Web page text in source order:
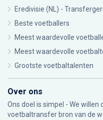
Eredivisie (NL) -
Beste voetballers
Meest waardevolle
Meest waardevolle
Grootste voetbaltalenten
Over ons
Ons doel is simpel - We
voetbaltransfer bron van de